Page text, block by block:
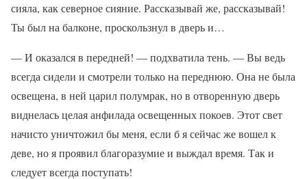
сияла, как северное сияние. Рассказывай же, рассказывай!
Ты был на балконе, проскользнул в дверь и…
— И оказался в передней! — подхватила тень. — Вы ведь
всегда сидели и смотрели только на переднюю. Она не была
освещена, в ней царил полумрак, но в отворенную дверь
виднелась целая анфилада освещенных покоев. Этот свет
начисто уничтожил бы меня, если б я сейчас же вошел к
деве, но я проявил благоразумие и выждал время. Так и
следует всегда поступать!